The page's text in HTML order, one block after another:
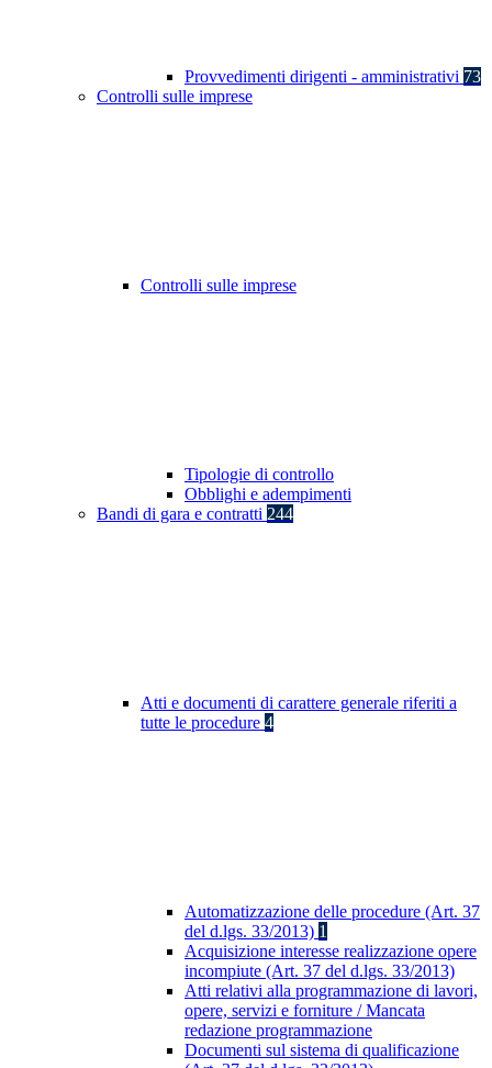
Provvedimenti dirigenti - amministrativi 73
Controlli sulle imprese
Controlli sulle imprese
Tipologie di controllo
Obblighi e adempimenti
Bandi di gara e contratti 244
Atti e documenti di carattere generale riferiti a
tutte le procedure 4
Automatizzazione delle procedure (Art. 37
del d.lgs. 33/2013) 1
Acquisizione interesse realizzazione opere
incompiute (Art. 37 del d.lgs. 33/2013)
Atti relativi alla programmazione di lavori,
opere, servizi e forniture / Mancata
redazione programmazione
Documenti sul sistema di qualificazione